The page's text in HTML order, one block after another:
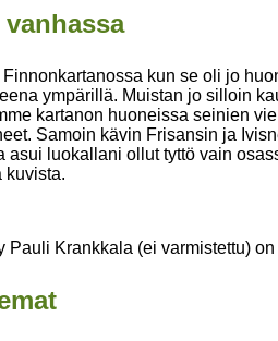
kun se oli jo
ympärillä. Muistan jo silloin
kartanon huoneissa seinien
Samoin kävin Frisansin ja
asui luokallani ollut tyttö vain
kuvista.
Pauli Krankkala (ei varmistettu) on